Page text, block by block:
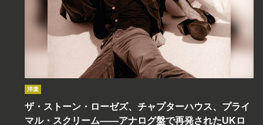
洋楽
ザ・ストーン・ローゼズ、チャプターハウス、プライ
マル・スクリーム――アナログ盤で再発されたUKロ